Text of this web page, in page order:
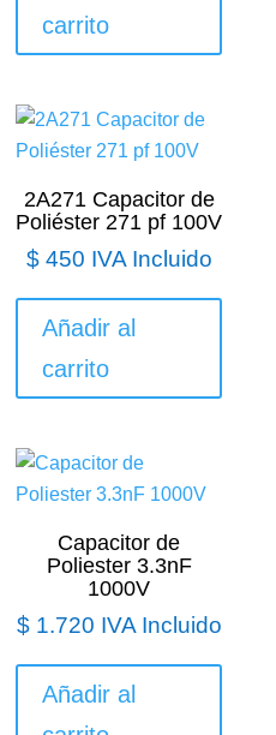
carrito
2A271 Capacitor de
Poliéster 271 pf 100V
$450 IVA Incluido
Añadir al
carrito
Capacitor de
Poliester 3.3nF
1000V
$1.720 IVA Incluido
Añadir al